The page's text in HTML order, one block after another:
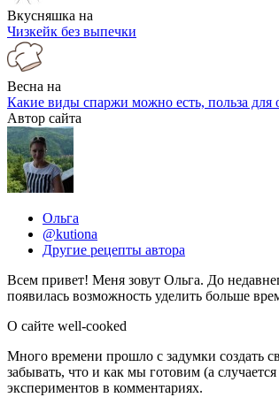
Вкусняшка на
Чизкейк без выпечки
Весна на
Какие виды спаржи можно есть, польза для
Автор сайта
Ольга
@kutiona
Другие рецепты автора
Всем привет! Меня зовут Ольга. До
появилась возможность уделить больше
О сайте well-cooked
Много времени прошло с задумки создать
забывать, что и как мы готовим (а
экспериментов в комментариях.